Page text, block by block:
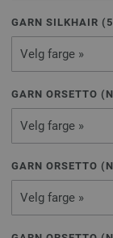
GARN SILKHAIR (
Velg farge »
GARN ORSETTO
Velg farge »
GARN ORSETTO
Velg farge »